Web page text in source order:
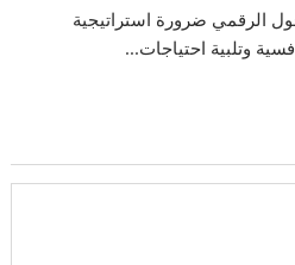
الرقمي ضرورة استراتيجية
وتلبية احتياجات...